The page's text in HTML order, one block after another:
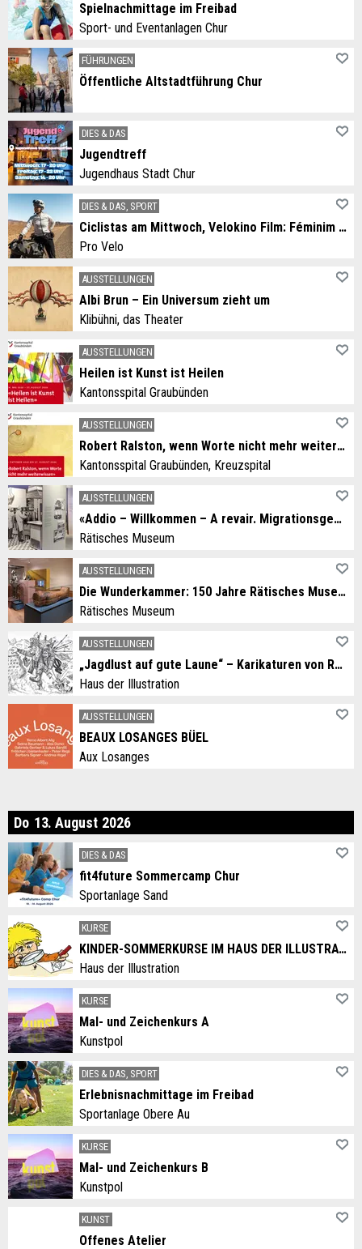
Spielnachmittage im Freibad
Sport- und Eventanlagen Chur
FÜHRUNGEN
Öffentliche Altstadtführung Chur
DIES & DAS
Jugendtreff
Jugendhaus Stadt Chur
DIES & DAS, SPORT
Ciclistas am Mittwoch, Velokino Film: Féminim Regard
Pro Velo
AUSSTELLUNGEN
Albi Brun – Ein Universum zieht um
Klibühni, das Theater
AUSSTELLUNGEN
Heilen ist Kunst ist Heilen
Kantonsspital Graubünden
AUSSTELLUNGEN
Robert Ralston, wenn Worte nicht mehr weiterwissen
Kantonsspital Graubünden, Kreuzspital
AUSSTELLUNGEN
«Addio – Willkommen – A revair. Migrationsgeschichten aus dem Grandhotel Alpen»
Rätisches Museum
AUSSTELLUNGEN
Die Wunderkammer: 150 Jahre Rätisches Museum
Rätisches Museum
AUSSTELLUNGEN
„Jagdlust auf gute Laune“ – Karikaturen von Rolf Giger
Haus der Illustration
AUSSTELLUNGEN
BEAUX LOSANGES BÜEL
Aux Losanges
Donnerstag
13. August 2026
DIES & DAS
fit4future Sommercamp Chur
Sportanlage Sand
KURSE
KINDER-SOMMERKURSE IM HAUS DER ILLUSTRATION
Haus der Illustration
KURSE
Mal- und Zeichenkurs A
Kunstpol
DIES & DAS, SPORT
Erlebnisnachmittage im Freibad
Sportanlage Obere Au
KURSE
Mal- und Zeichenkurs B
Kunstpol
KUNST
Offenes Atelier